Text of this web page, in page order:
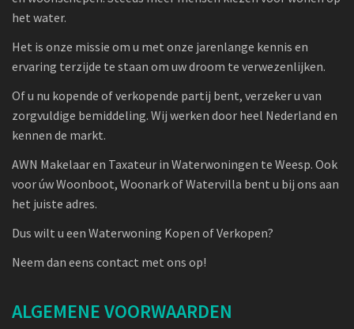
het water.
Het is onze missie om u met onze jarenlange kennis en
ervaring terzijde te staan om uw droom te verwezenlijken.
Of u nu kopende of verkopende partij bent, verzeker u van
zorgvuldige bemiddeling. Wij werken door heel Nederland en
kennen de markt.
AWN Makelaar en Taxateur in Waterwoningen te Weesp. Ook
voor úw Woonboot, Woonark of Watervilla bent u bij ons aan
het juiste adres.
Dus wilt u een Waterwoning Kopen of Verkopen?
Neem dan eens contact met ons op!
ALGEMENE VOORWAARDEN